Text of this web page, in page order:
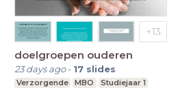
doelgroepen ouderen
23 days ago- 17 slides
Verzorgende MBO Studiejaar 1